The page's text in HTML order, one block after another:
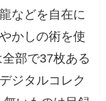
などを自在に
かしの術を使
部で37枚ある
ジタルコレク